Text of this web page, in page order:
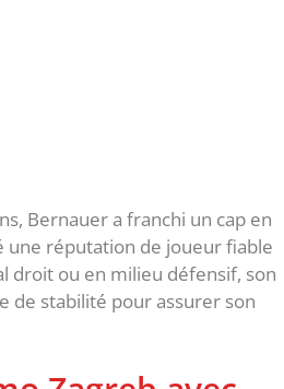
Bernauer a franchi un cap en
une réputation de joueur fiable
droit ou en milieu défensif, son
de stabilité pour assurer son